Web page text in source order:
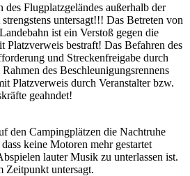
des Flugplatzgeländes außerhalb der
untersagt!!! Das Betreten von
ist ein Verstoß gegen die
Platzverweis bestraft! Das Befahren des
und Streckenfreigabe durch
des Beschleunigungsrennens
Platzverweis durch Veranstalter bzw.
geahndet!
den Campingplätzen die Nachtruhe
keine Motoren mehr gestartet
lauter Musik zu unterlassen ist.
Zeitpunkt untersagt.